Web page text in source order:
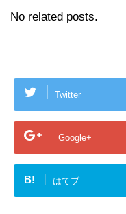
No related posts.
Twitter
Google+
B! はてブ